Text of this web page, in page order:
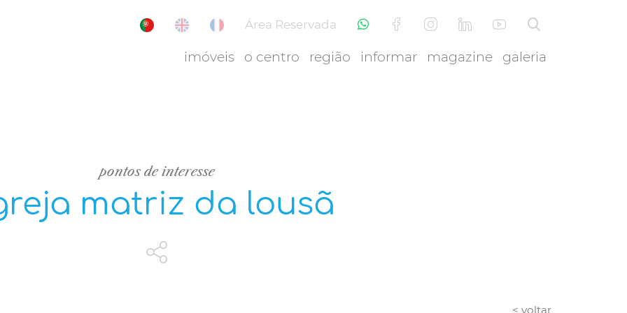
Área Reservada
imóveis o centro região informar magazine galeria
pontos de interesse
matriz da lousã
< voltar